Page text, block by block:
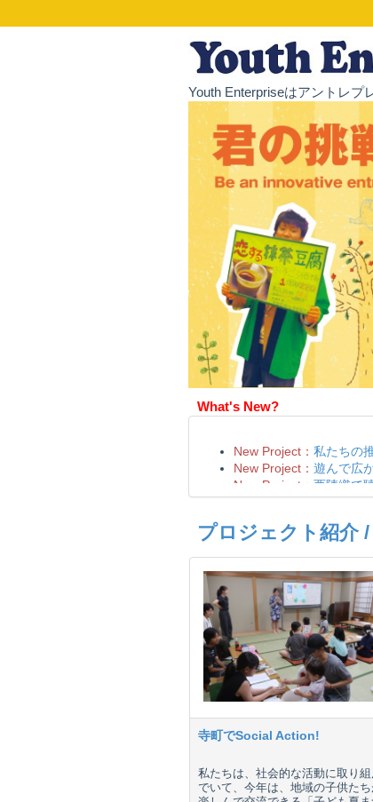
Youth Enterpriseはアントレ
What's New?
プロジェクト紹介
寺町でSocial Action!
私たちは、社会的な活動に取り組
でいて、今年は、地域の子供た